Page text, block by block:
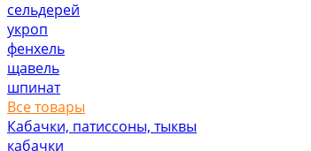
сельдерей
укроп
фенхель
щавель
шпинат
Все товары
Кабачки, патиссоны, тыквы
кабачки